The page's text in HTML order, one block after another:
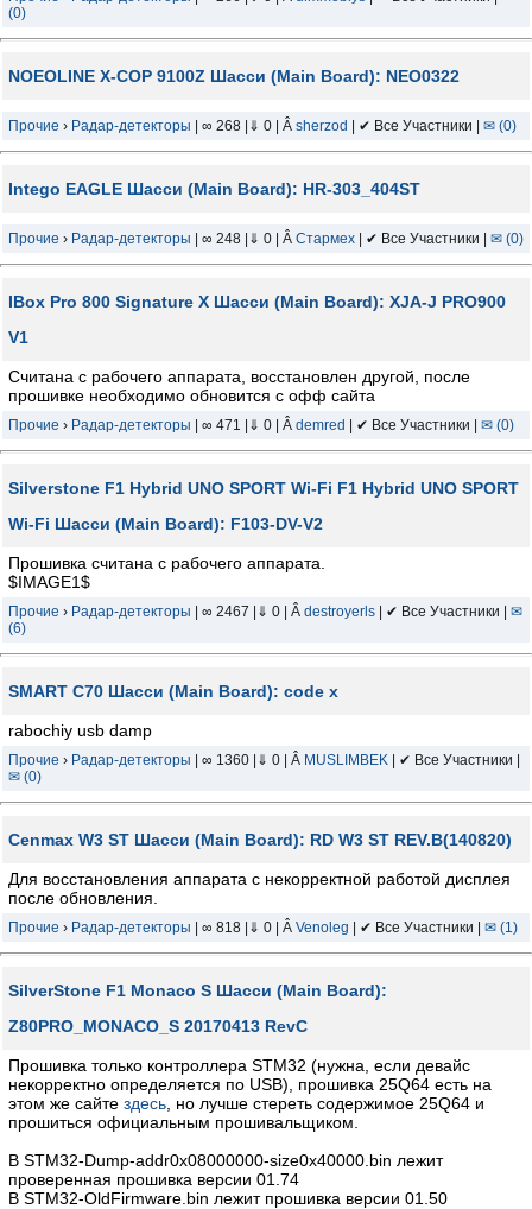
(0)
NOEOLINE X-COP 9100Z Шасси (Main Board): NEO0322
Прочие › Радар-детекторы | ∞ 268 |⇓ 0 | Â sherzod | ✔ Все Участники | ✉ (0)
Intego EAGLE Шасси (Main Board): HR-303_404ST
Прочие › Радар-детекторы | ∞ 248 |⇓ 0 | Â Стармех | ✔ Все Участники | ✉ (0)
IBox Pro 800 Signature X Шасси (Main Board): XJA-J PRO900
V1
Считана с рабочего аппарата, восстановлен другой, после
прошивке необходимо обновится с офф сайта
Прочие › Радар-детекторы | ∞ 471 |⇓ 0 | Â demred | ✔ Все Участники | ✉ (0)
Silverstone F1 Hybrid UNO SPORT Wi-Fi F1 Hybrid UNO SPORT
Wi-Fi Шасси (Main Board): F103-DV-V2
Прошивка считана с рабочего аппарата.
$IMAGE1$
Прочие › Радар-детекторы | ∞ 2467 |⇓ 0 | Â destroyerls | ✔ Все Участники | ✉
(6)
SMART C70 Шасси (Main Board): code x
rabochiy usb damp
Прочие › Радар-детекторы | ∞ 1360 |⇓ 0 | Â MUSLIMBEK | ✔ Все Участники |
✉ (0)
Cenmax W3 ST Шасси (Main Board): RD W3 ST REV.B(140820)
Для восстановления аппарата с некорректной работой дисплея
после обновления.
Прочие › Радар-детекторы | ∞ 818 |⇓ 0 | Â Venoleg | ✔ Все Участники | ✉ (1)
SilverStone F1 Monaco S Шасси (Main Board):
Z80PRO_MONACO_S 20170413 RevC
Прошивка только контроллера STM32 (нужна, если девайс
некорректно определяется по USB), прошивка 25Q64 есть на
этом же сайте здесь , но лучше стереть содержимое 25Q64 и
прошиться официальным прошивальщиком.
В STM32-Dump-addr0x08000000-size0x40000.bin лежит
проверенная прошивка версии 01.74
В STM32-OldFirmware.bin лежит прошивка версии 01.50